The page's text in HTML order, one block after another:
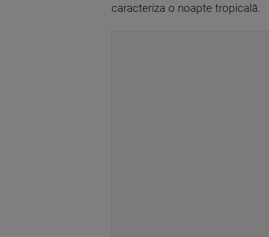
caracteriza o noapte tropicală.